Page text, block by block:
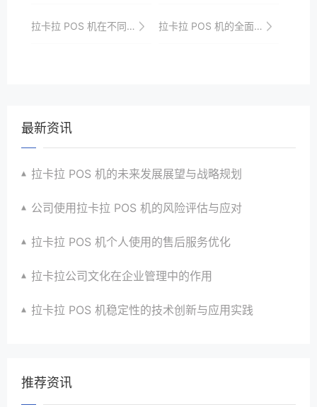
拉卡拉 POS 机在不同地区市场的适应性与发展策略 拉卡拉 POS 机的全面解析与应用指南
最新资讯
拉卡拉 POS 机的未来发展展望与战略规划
公司使用拉卡拉 POS 机的风险评估与应对
拉卡拉 POS 机个人使用的售后服务优化
拉卡拉公司文化在企业管理中的作用
拉卡拉 POS 机稳定性的技术创新与应用实践
推荐资讯